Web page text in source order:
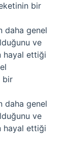
bir
daha genel
ve
hayal ettiği
bir
daha genel
ve
hayal ettiği